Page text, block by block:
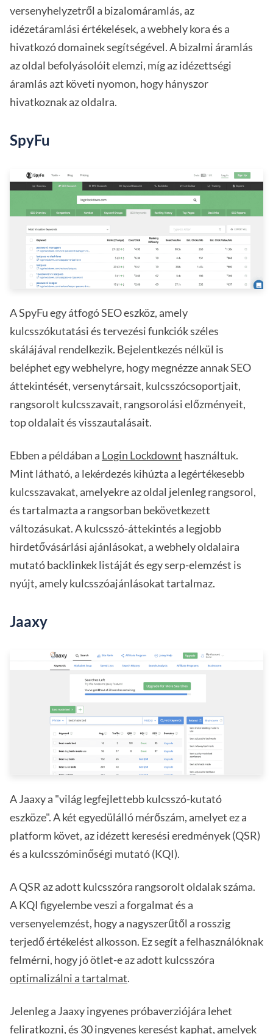
versenyhelyzetről a bizalomáramlás, az
idézetáramlási értékelések, a webhely kora és a
hivatkozó domainek segítségével. A bizalmi áramlás
az oldal befolyásolóit elemzi, míg az idézettségi
áramlás azt követi nyomon, hogy hányszor
hivatkoznak az oldalra.
SpyFu
A SpyFu egy átfogó SEO eszköz, amely
kulcsszókutatási és tervezési funkciók széles
skálájával rendelkezik. Bejelentkezés nélkül is
beléphet egy webhelyre, hogy megnézze annak SEO
áttekintését, versenytársait, kulcsszócsoportjait,
rangsorolt kulcsszavait, rangsorolási előzményeit,
top oldalait és visszautalásait.
Ebben a példában a Login Lockdownt használtuk.
Mint látható, a lekérdezés kihúzta a legértékesebb
kulcsszavakat, amelyekre az oldal jelenleg rangsorol,
és tartalmazta a rangsorban bekövetkezett
változásukat. A kulcsszó-áttekintés a legjobb
hirdetővásárlási ajánlásokat, a webhely oldalaira
mutató backlinkek listáját és egy serp-elemzést is
nyújt, amely kulcsszóajánlásokat tartalmaz.
Jaaxy
A Jaaxy a "világ legfejlettebb kulcsszó-kutató
eszköze". A két egyedülálló mérőszám, amelyet ez a
platform követ, az idézett keresési eredmények (QSR)
és a kulcsszóminőségi mutató (KQI).
A QSR az adott kulcsszóra rangsorolt oldalak száma.
A KQI figyelembe veszi a forgalmat és a
versenyelemzést, hogy a nagyszerűtől a rosszig
terjedő értékelést alkosson. Ez segít a felhasználóknak
felmérni, hogy jó ötlet-e az adott kulcsszóra
optimalizálni a tartalmat.
Jelenleg a Jaaxy ingyenes próbaverziójára lehet
feliratkozni, és 30 ingyenes keresést kaphat, amelyek